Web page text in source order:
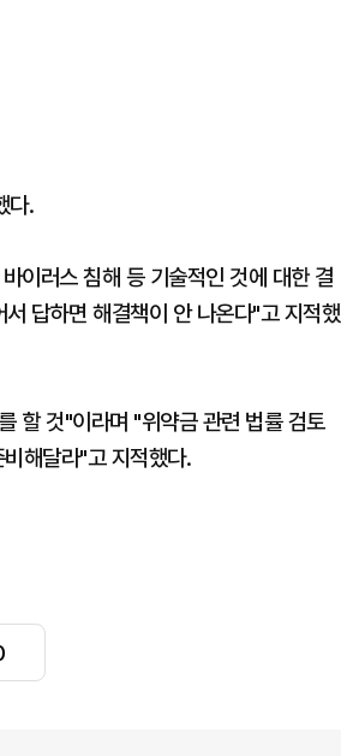
다.
이러스 침해 등 기술적인 것에 대한 결
답하면 해결책이 안 나온다"고 지적했
할 것"이라며 "위약금 관련 법률 검토
해달라"고 지적했다.